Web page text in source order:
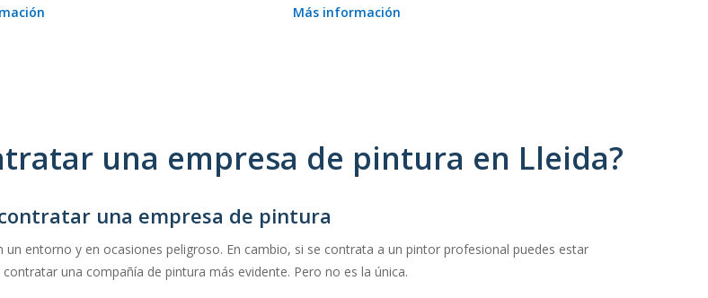
Más información
una empresa de pintura en Lleida?
una empresa de pintura
entorno y en ocasiones peligroso. En cambio, si se contrata a un pintor profesional puedes estar
una compañía de pintura más evidente. Pero no es la única.